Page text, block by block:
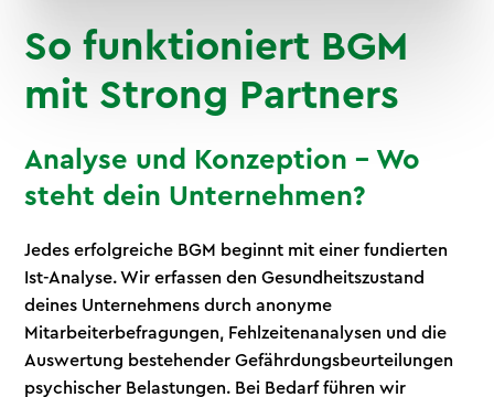
So funktioniert BGM
mit Strong Partners
Analyse und Konzeption – Wo
steht dein Unternehmen?
Jedes erfolgreiche BGM beginnt mit einer fundierten
Ist-Analyse. Wir erfassen den Gesundheitszustand
deines Unternehmens durch anonyme
Mitarbeiterbefragungen, Fehlzeitenanalysen und die
Auswertung bestehender Gefährdungsbeurteilungen
psychischer Belastungen. Bei Bedarf führen wir